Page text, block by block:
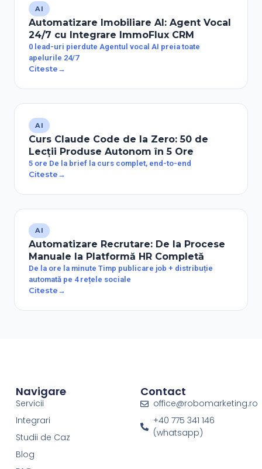
AI
Automatizare Imobiliare AI: Agent Vocal
24/7 cu Integrare ImmoFlux CRM
0 lead-uri pierdute Agentul vocal AI preia toate
apelurile 24/7
Citeste→
AI
Curs Claude Code de la Zero: 50 de
Lecții Produse Autonom în 5 Ore
5 ore De la brief la curs complet, end-to-end
Citeste→
AI
Automatizare Recrutare: De la Procese
Manuale la Platformă HR Completă
De la ore la minute Timp publicare job + distribuție
automată pe 4 rețele sociale
Citeste→
Navigare
Servicii
Integrari
Studii de Caz
Blog
Contact
office@robomarketing.ro
+40 775 341 146
(whatsapp)